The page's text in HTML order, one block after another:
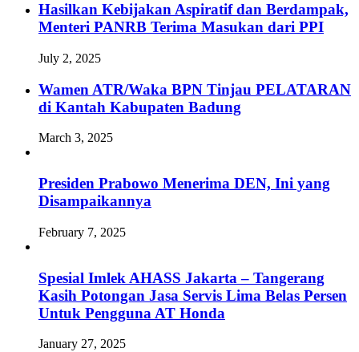
Hasilkan Kebijakan Aspiratif dan Berdampak,
Menteri PANRB Terima Masukan dari PPI
July 2, 2025
Wamen ATR/Waka BPN Tinjau PELATARAN
di Kantah Kabupaten Badung
March 3, 2025
Presiden Prabowo Menerima DEN, Ini yang
Disampaikannya
February 7, 2025
Spesial Imlek AHASS Jakarta – Tangerang
Kasih Potongan Jasa Servis Lima Belas Persen
Untuk Pengguna AT Honda
January 27, 2025